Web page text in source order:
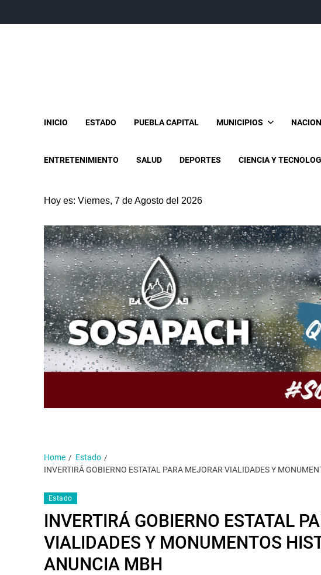
INICIO ESTADO PUEBLA CAPITAL MUNICIPIOS
ENTRETENIMIENTO SALUD DEPORTES CIENCIA Y
Hoy es: Viernes, 7 de Agosto del 2026
Home
Estado
INVERTIRÁ GOBIERNO ESTATAL PARA MEJORAR VIALIDADES Y
Estado
INVERTIRÁ GOBIERNO ESTATAL
VIALIDADES Y MONUMENTOS
ANUNCIA MBH